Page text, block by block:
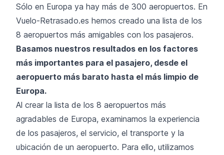
Sólo en Europa ya hay más de 300 aeropuertos. En
Vuelo-Retrasado.es hemos creado una lista de los
8 aeropuertos más amigables con los pasajeros.
Basamos nuestros resultados en los factores
más importantes para el pasajero, desde el
aeropuerto más barato hasta el más limpio de
Europa.
Al crear la lista de los 8 aeropuertos más
agradables de Europa, examinamos la experiencia
de los pasajeros, el servicio, el transporte y la
ubicación de un aeropuerto. Para ello, utilizamos